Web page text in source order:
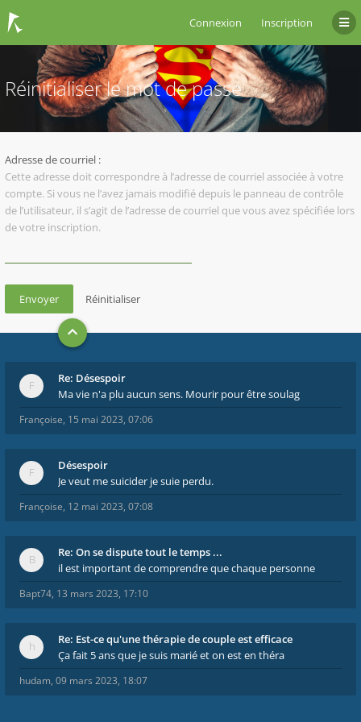
Connexion Inscription
Réinitialiser le mot de passe
Adresse de courriel :
Cette adresse doit correspondre à l’adresse de courriel associée à votre
compte. Si vous ne l’avez jamais modifié depuis le panneau de contrôle
de l’utilisateur, il s’agit de l’adresse de courriel que vous avez spécifiée lors
de votre inscription.
Re: Désespoir
Ma vie n'a plu aucun sens. Mourir pour être soulag
Françoise, 15 mai 2023, 07:06
Désespoir
Je veut me suicider je suie perdu.
Françoise, 12 mai 2023, 07:08
Re: On se dispute tout le temps ...
il est important de comprendre que chaque personne
Bapt74, 13 mars 2023, 17:10
Re: Est-ce qu'une thérapie de couple est efficace
Ça fait 5 ans que je suis marié et on est en théra
hudam, 09 mars 2023, 18:07